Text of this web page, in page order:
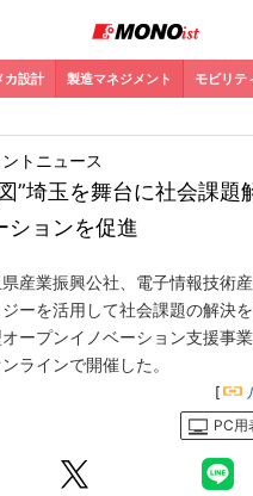
カ設計 製造マネジメント モビリテ
”埼玉を舞台に社会課題
ションを促進
トニュース
産業振興公社、電子情報技術産
ーを活用して社会課題の解決
ープンイノベーション支援事
ラインで開催した。
[
PC用